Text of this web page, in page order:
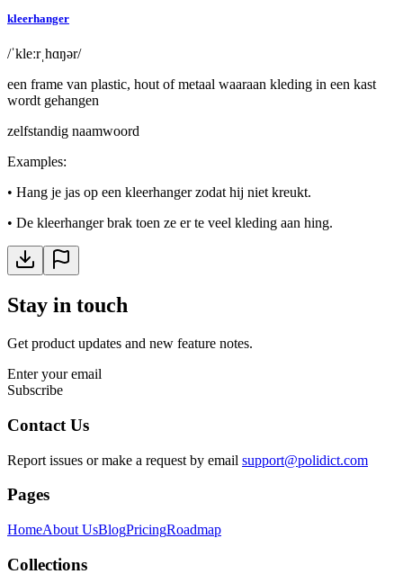
kleerhanger
/ˈkleːrˌhɑŋər/
een frame van plastic, hout of metaal waaraan kleding in een kast
wordt gehangen
zelfstandig naamwoord
Examples:
• Hang je jas op een kleerhanger zodat hij niet kreukt.
• De kleerhanger brak toen ze er te veel kleding aan hing.
Stay in touch
Get product updates and new feature notes.
Enter your email
Subscribe
Contact Us
Report issues or make a request by email support@polidict.com
Pages
HomeAbout UsBlogPricingRoadmap
Collections